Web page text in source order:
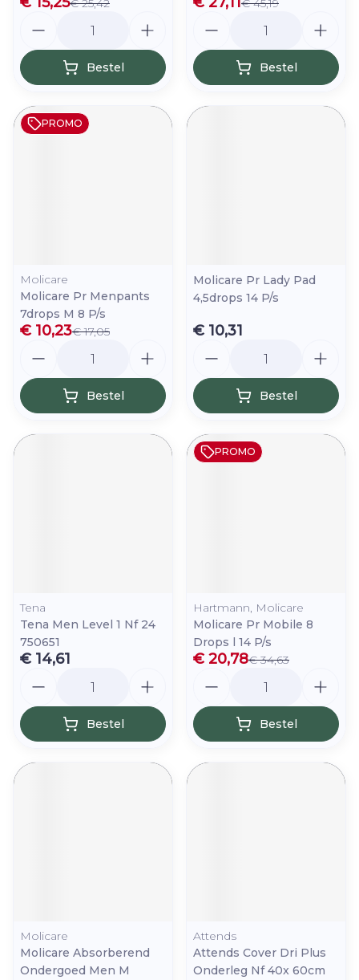
€ 25,42
Bestel
€ 45,19
Bestel
PROMO
Molicare
Molicare Pr Menpants
7drops M 8 P/s
€ 17,05
€ 10,23
Bestel
Molicare Pr Lady Pad
4,5drops 14 P/s
€ 10,31
Bestel
Tena
Tena Men Level 1 Nf 24
750651
€ 14,61
Bestel
PROMO
Hartmann, Molicare
Molicare Pr Mobile 8
Drops l 14 P/s
€ 34,63
€ 20,78
Bestel
Molicare
Molicare Absorberend
Ondergoed Men M
Attends
Attends Cover Dri Plus
Onderleg Nf 40x 60cm